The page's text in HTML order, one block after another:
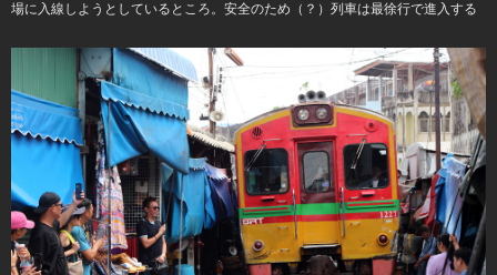
場に入線しようとしているところ。安全のため（？）列車は最徐行で進入する